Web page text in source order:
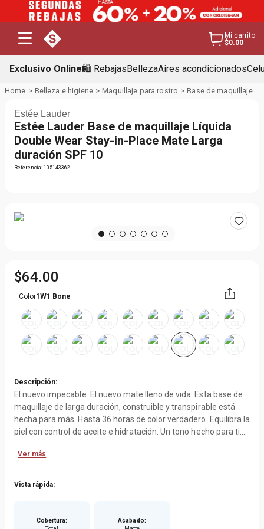
Mi carrito
$0.00
Exclusivo Online🛍️ RebajasBellezaAires acondicionados
Belleza e higiene Maquillaje para rostro Base de maquillaje
Estée Lauder
Estée Lauder Base de maquillaje Líquida
Double Wear Stay-in-Place Mate Larga
duración SPF 10
Referencia:105143362
$64.00
Color1W1 Bone
Descripción:
El nuevo impecable. El nuevo mate lleno de vida. Esta base de
maquillaje de larga duración, construible y transpirable está
hecha para más. Hasta 36 horas de color verdadero. Equilibra la
piel con control de aceite e hidratación. Un tono hecho para ti.
reinventamos Double Wear para hoy. El nuevo Double Wear es
maquillaje y cuidado de la piel aún mejores, por lo que está
RESULTADOS PROBADOS
Ver más
Vista rápida:
Cobertura:
Acabado: